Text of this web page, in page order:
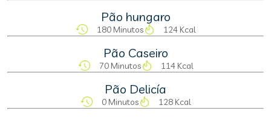
Pão hungaro
180 Minutos 124 Kcal
Pão Caseiro
70 Minutos 114 Kcal
Pão Delicía
0 Minutos 128 Kcal